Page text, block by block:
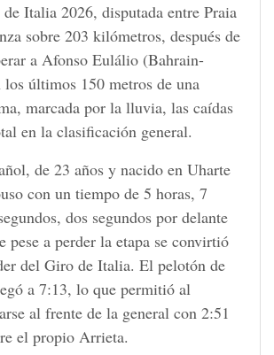
Italia 2026, disputada entre Praia
sobre 203 kilómetros, después de
a Afonso Eulálio (Bahrain-
últimos 150 metros de una
marcada por la lluvia, las caídas
en la clasificación general.
de 23 años y nacido en Uharte
con un tiempo de 5 horas, 7
dos segundos por delante
pese a perder la etapa se convirtió
del Giro de Italia. El pelotón de
a 7:13, lo que permitió al
al frente de la general con 2:51
el propio Arrieta.